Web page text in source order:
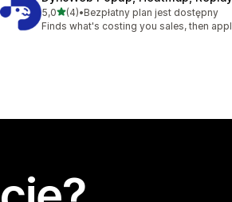
5,0na 5 gwiazdek
(4)
Łączna liczba recenzji: 4
•Bezpłatny plan jest dostępny
Finds what's costing you sales, then